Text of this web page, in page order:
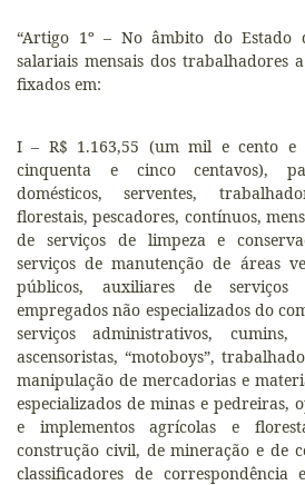
“Artigo 1º – No âmbito do Estado
salariais mensais dos trabalhadores
fixados em:
I – R$ 1.163,55 (um mil e cento e
cinquenta e cinco centavos),
domésticos, serventes,
florestais, pescadores, contínuos,
de serviços de limpeza e
serviços de manutenção de áreas
públicos, auxiliares de
empregados não especializados do
serviços administrativos, cumins,
ascensoristas, “motoboys”,
manipulação de mercadorias e
especializados de minas e pedreiras,
e implementos agrícolas e
construção civil, de mineração e de
classificadores de